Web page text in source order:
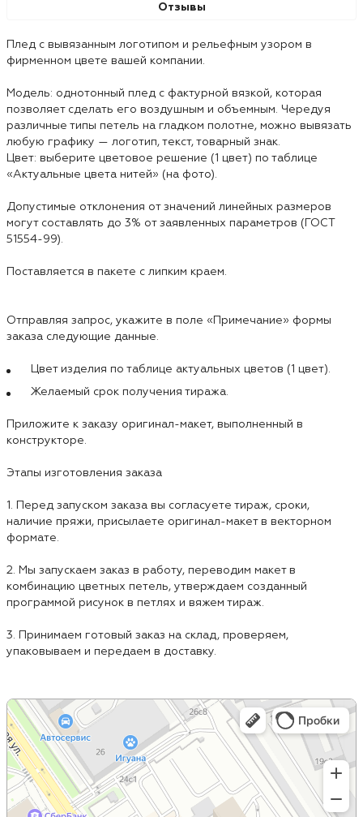
Отзывы
Плед с вывязанным логотипом и рельефным узором в
фирменном цвете вашей компании.
Модель: однотонный плед с фактурной вязкой, которая
позволяет сделать его воздушным и объемным. Чередуя
различные типы петель на гладком полотне, можно вывязать
любую графику — логотип, текст, товарный знак.
Цвет: выберите цветовое решение (1 цвет) по таблице
«Актуальные цвета нитей» (на фото).
Допустимые отклонения от значений линейных размеров
могут составлять до 3% от заявленных параметров (ГОСТ
51554-99).
Поставляется в пакете с липким краем.
Отправляя запрос, укажите в поле «Примечание» формы
заказа следующие данные.
Цвет изделия по таблице актуальных цветов (1 цвет).
Желаемый срок получения тиража.
Приложите к заказу оригинал-макет, выполненный в
конструкторе.
Этапы изготовления заказа
1. Перед запуском заказа вы согласуете тираж, сроки,
наличие пряжи, присылаете оригинал-макет в векторном
формате.
2. Мы запускаем заказ в работу, переводим макет в
комбинацию цветных петель, утверждаем созданный
программой рисунок в петлях и вяжем тираж.
3. Принимаем готовый заказ на склад, проверяем,
упаковываем и передаем в доставку.